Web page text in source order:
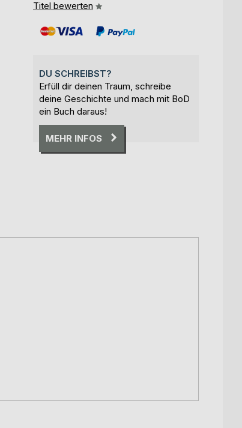
Titel bewerten
DU SCHREIBST?
Erfüll dir deinen Traum, schreibe
deine Geschichte und mach mit BoD
ein Buch daraus!
MEHR INFOS